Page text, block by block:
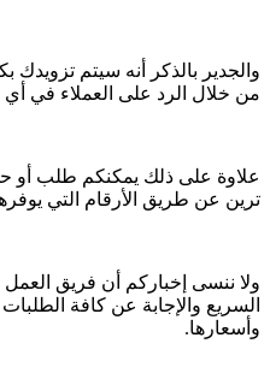
والجدير بالذكر أنه سيتم تزويدك
من خلال الرد على العملاء في
علاوة على ذلك يمكنكم طلب أو
ترين عن طريق الأرقام التي
ولا ننسى إخباركم أن فريق العمل
السريع والإجابة عن كافة
وأسعارها.